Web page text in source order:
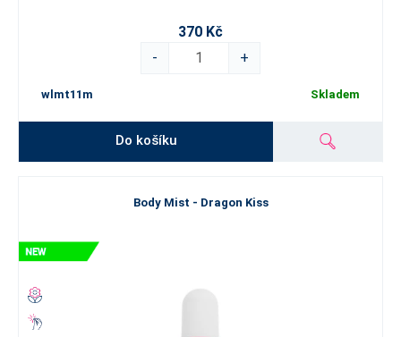
370 Kč
-
+
wlmt11m Skladem
Do košíku
Body Mist - Dragon Kiss